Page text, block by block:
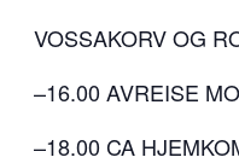
VOSSAKORV OG
–16.00 AVREISE
–18.00 CA